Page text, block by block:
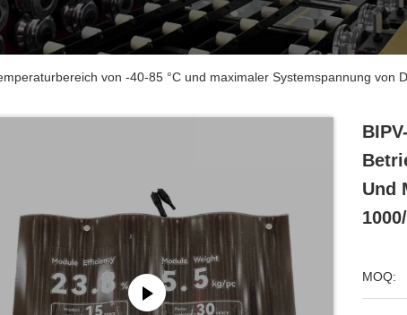
von -40-85 °C und maximaler Systemspannung von
Und
MOQ: